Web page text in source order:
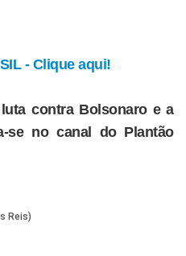
- Clique aqui!
contra Bolsonaro e a
se no canal do Plantão